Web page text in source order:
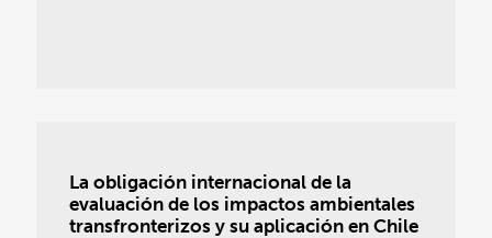
La obligación internacional de la
evaluación de los impactos ambientales
transfronterizos y su aplicación en Chile